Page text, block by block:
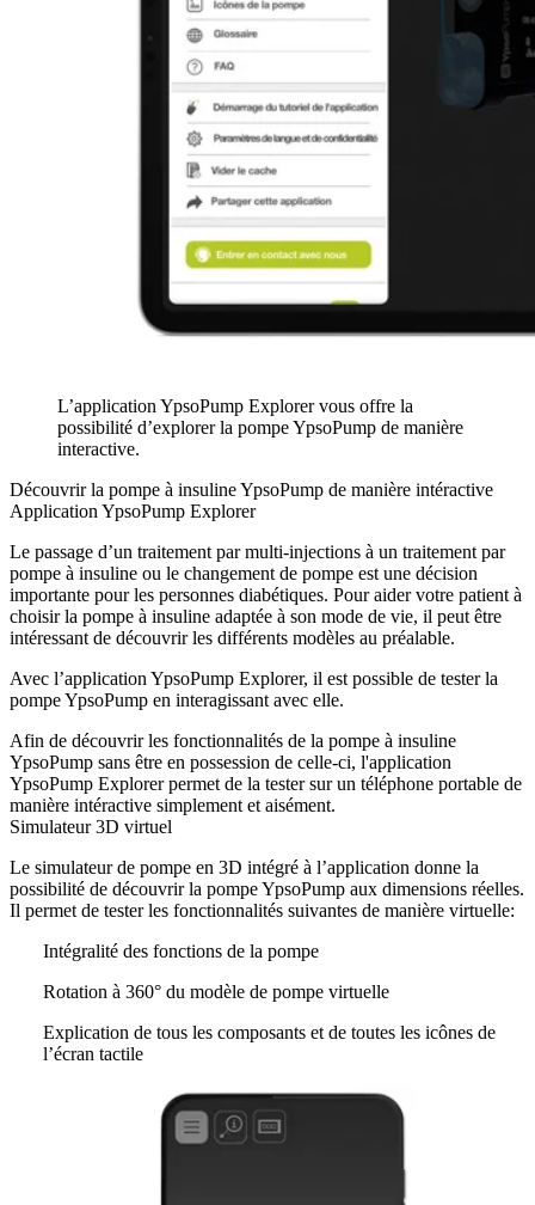
L’application YpsoPump Explorer vous offre la
possibilité d’explorer la pompe YpsoPump de manière
interactive.
Découvrir la pompe à insuline YpsoPump de manière intéractive
Application YpsoPump Explorer
Le passage d’un traitement par multi-injections à un traitement par
pompe à insuline ou le changement de pompe est une décision
importante pour les personnes diabétiques. Pour aider votre patient à
choisir la pompe à insuline adaptée à son mode de vie, il peut être
intéressant de découvrir les différents modèles au préalable.
Avec l’application YpsoPump Explorer, il est possible de tester la
pompe YpsoPump en interagissant avec elle.
Afin de découvrir les fonctionnalités de la pompe à insuline
YpsoPump sans être en possession de celle-ci, l'application
YpsoPump Explorer permet de la tester sur un téléphone portable de
manière intéractive simplement et aisément.
Simulateur 3D virtuel
Le simulateur de pompe en 3D intégré à l’application donne la
possibilité de découvrir la pompe YpsoPump aux dimensions réelles.
Il permet de tester les fonctionnalités suivantes de manière virtuelle:
Intégralité des fonctions de la pompe
Rotation à 360° du modèle de pompe virtuelle
Explication de tous les composants et de toutes les icônes de
l’écran tactile